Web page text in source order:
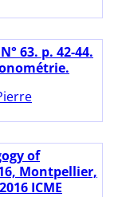
63. p. 42-44.
of
Montpellier,
ICME